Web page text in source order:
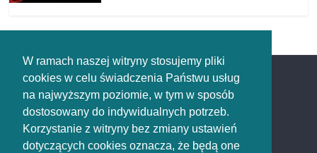
W ramach naszej witryny stosujemy pliki
cookies w celu świadczenia Państwu usług
na najwyższym poziomie, w tym w sposób
dostosowany do indywidualnych potrzeb.
Korzystanie z witryny bez zmiany ustawień
dotyczących cookies oznacza, że będą one
Redakcja
Redakcja
rozpaleni.pl